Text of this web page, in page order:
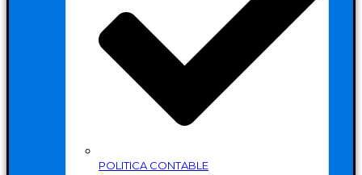
POLITICA CONTABLE